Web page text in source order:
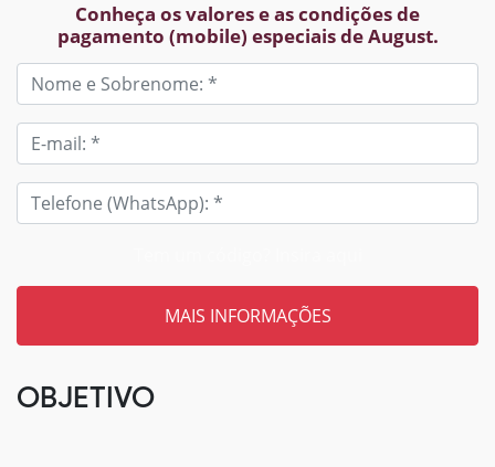
Conheça os valores e as condições de
pagamento (mobile) especiais de August.
OBJETIVO